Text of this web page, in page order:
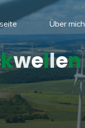
Über mich
kwellen